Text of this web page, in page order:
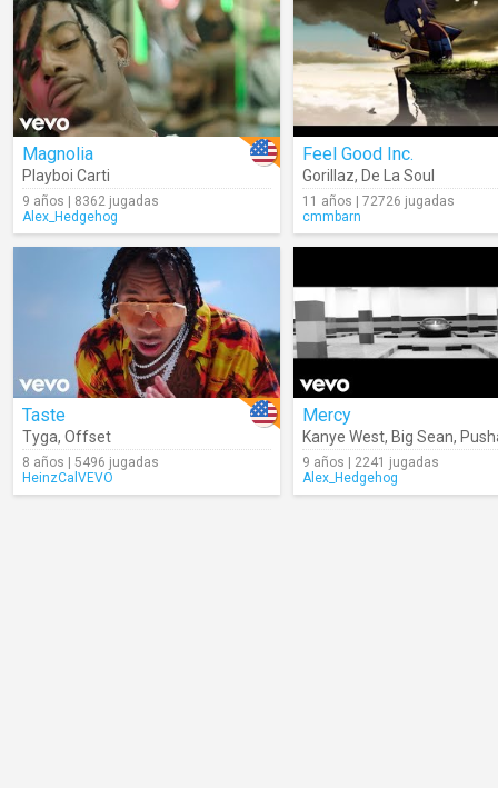
Magnolia
Playboi Carti
9 años | 8362 jugadas
Alex_Hedgehog
Feel Good Inc.
Gorillaz, De La Soul
11 años | 72726 jugadas
cmmbarn
Taste
Tyga, Offset
8 años | 5496 jugadas
HeinzCalVEVO
Mercy
Kanye West, Big Sean,
9 años | 2241 jugadas
Alex_Hedgehog